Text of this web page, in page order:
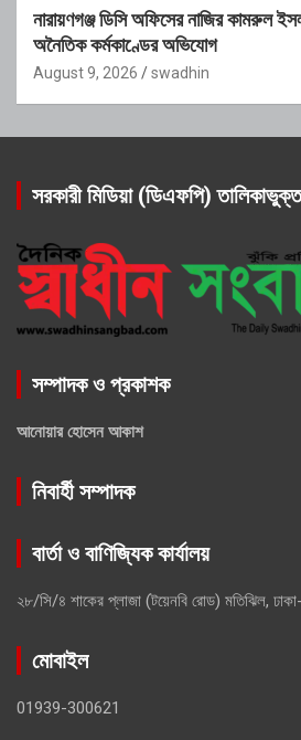
নারায়ণগঞ্জ ডিসি অফিসের নাজির কামরুল
অনৈতিক কর্মকাণ্ডের অভিযোগ
August 9, 2026 swadhin
সরকারী মিডিয়া (ডিএফপি) তালিকাভুক্ত
সম্পাদক ও প্রকাশক
আনোয়ার হোসেন আকাশ
নিবার্হী সম্পাদক
বার্তা ও বাণিজ্যিক কার্যালয়
২৮/সি/৪ শাকের প্লাজা (টয়েনবি রোড) মতিঝিল,
মোবাইল
01939-300621